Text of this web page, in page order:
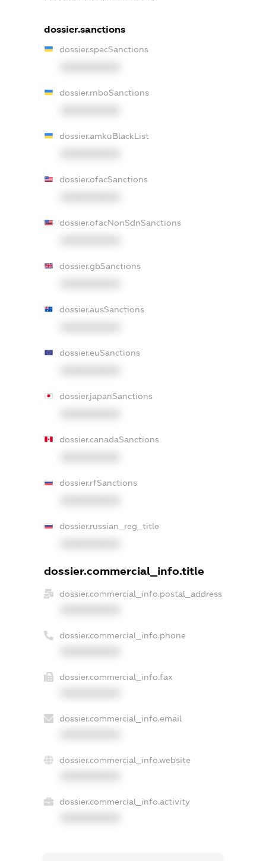
dossier.sanctions
dossier.specSanctions
dossier.rnboSanctions
dossier.amkuBlackList
dossier.ofacSanctions
dossier.ofacNonSdnSanctions
dossier.gbSanctions
dossier.ausSanctions
dossier.euSanctions
dossier.japanSanctions
dossier.canadaSanctions
dossier.rfSanctions
dossier.russian_reg_title
dossier.commercial_info.title
dossier.commercial_info.postal_address
dossier.commercial_info.phone
dossier.commercial_info.fax
dossier.commercial_info.email
dossier.commercial_info.website
dossier.commercial_info.activity